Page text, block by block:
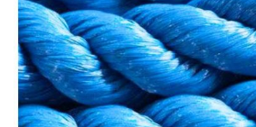
final
da
Galeria
de
imagens